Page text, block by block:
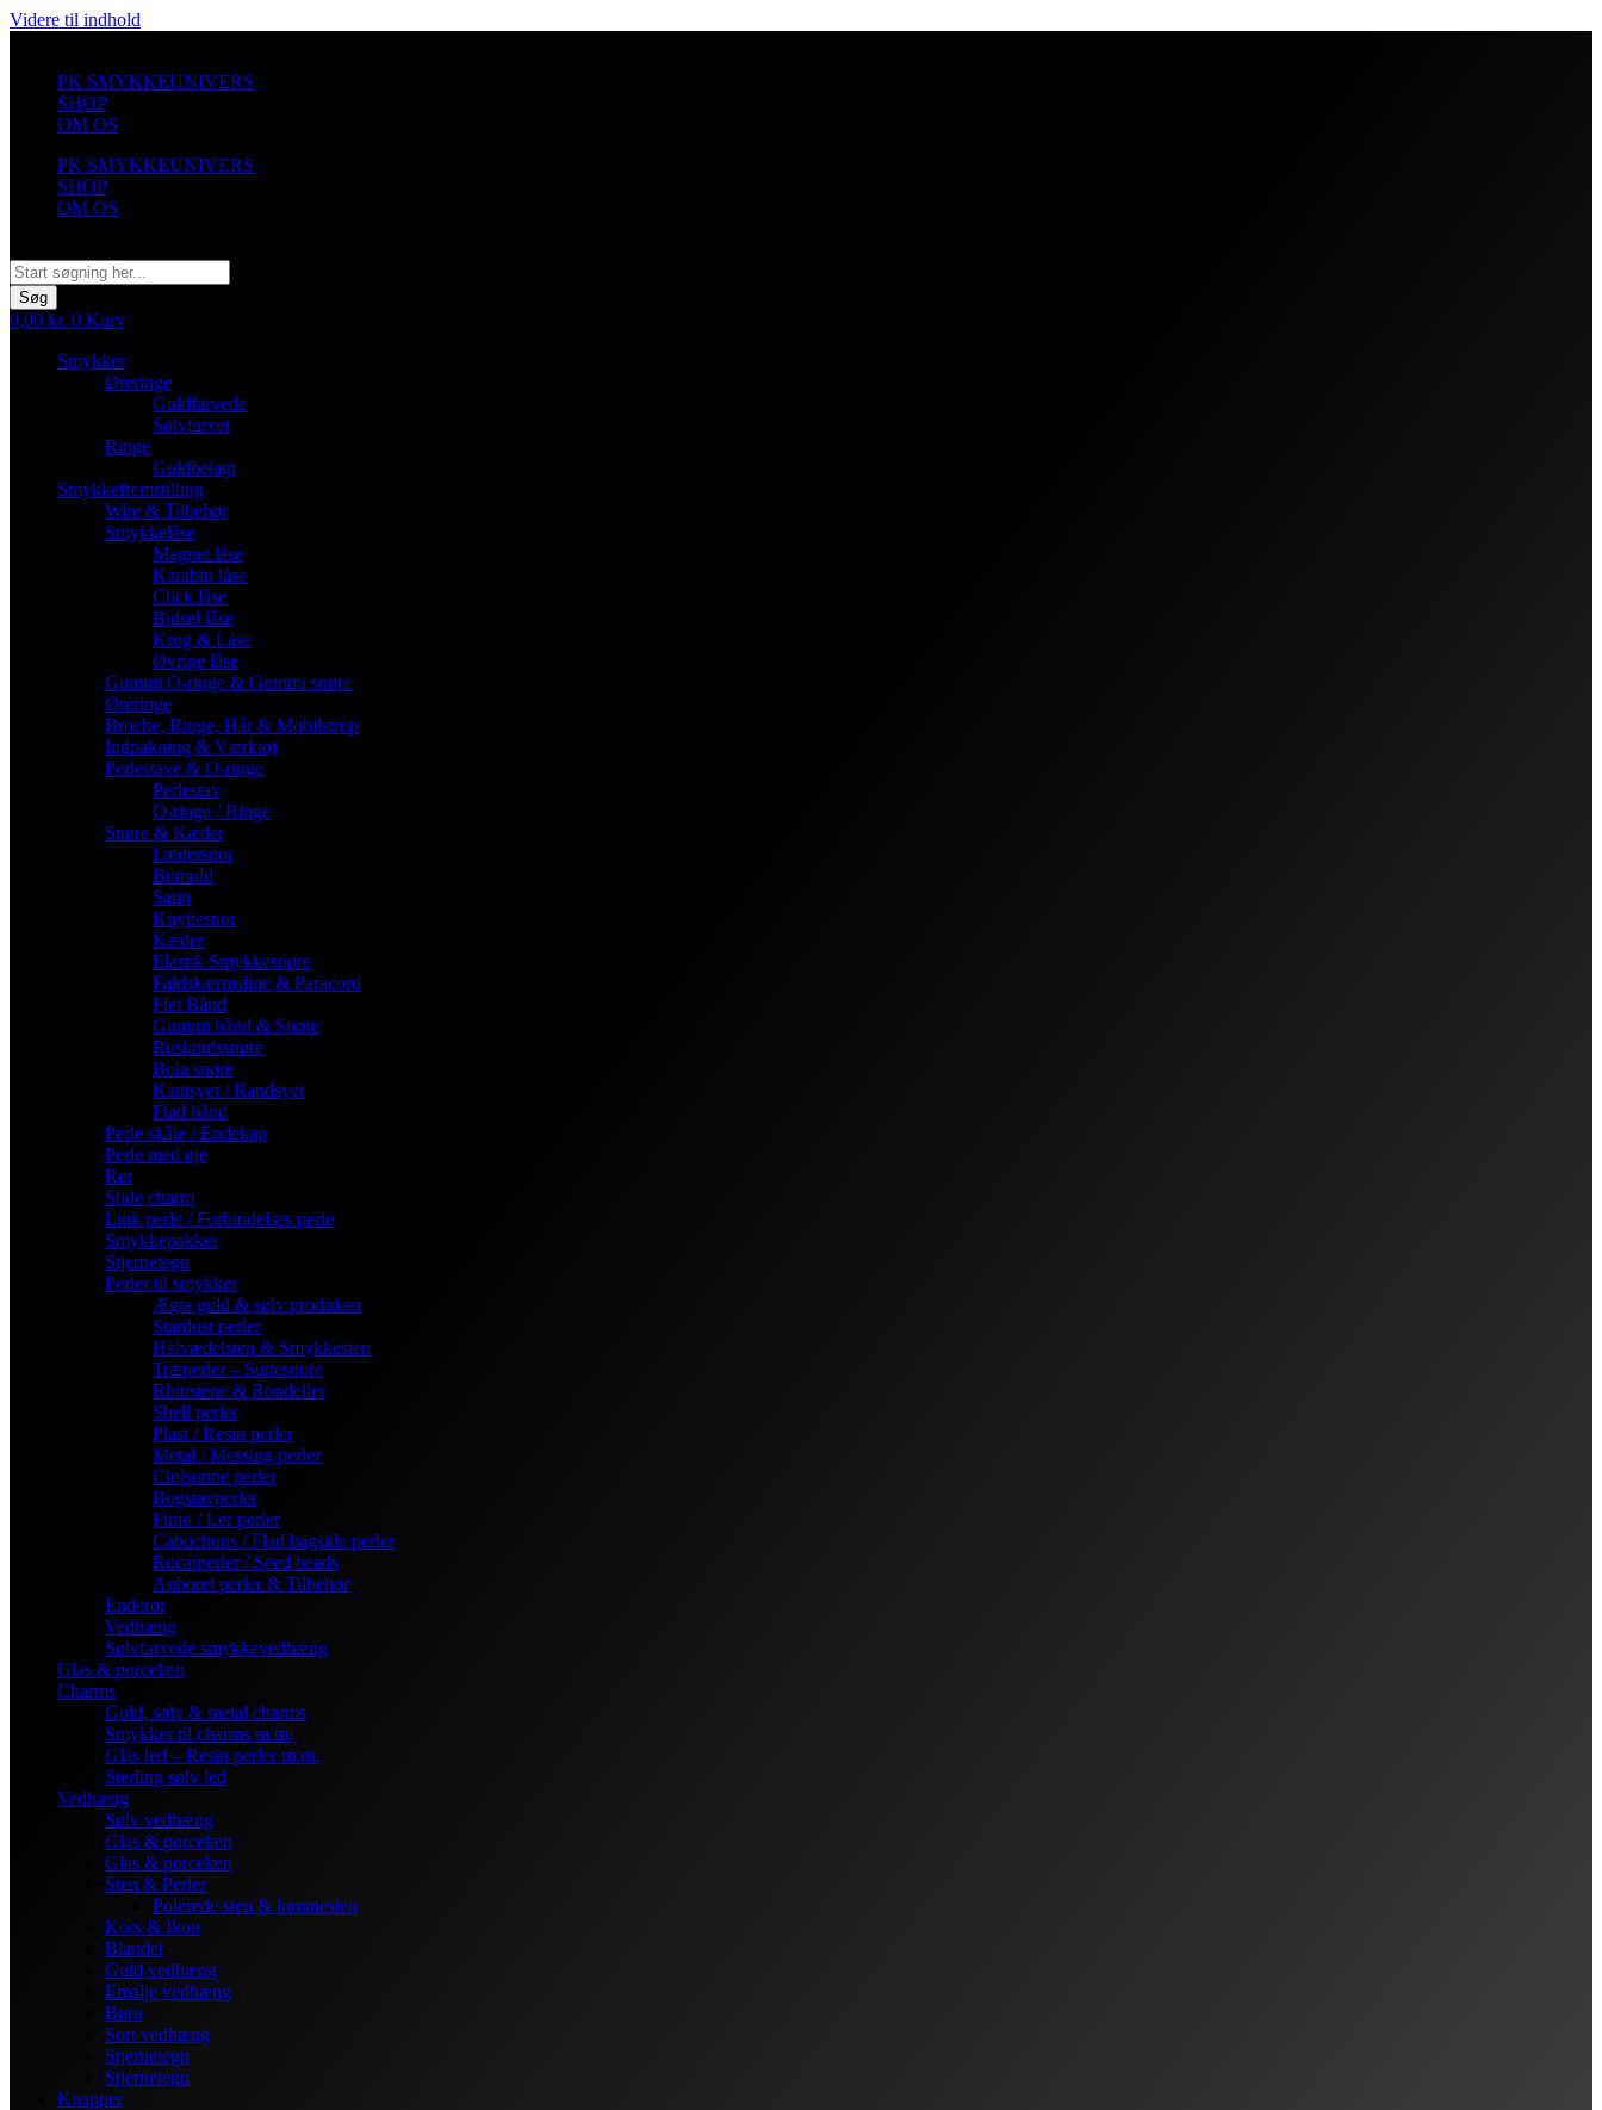
Videre til indhold
PK SMYKKEUNIVERS
SHOP
OM OS
PK SMYKKEUNIVERS
SHOP
OM OS
Søg
0,00 kr. 0 Kurv
Smykker
Øreringe
Guldfarvede
Sølvfarvet
Ringe
Guldbelagt
Smykkefremstilling
Wire & Tilbehør
Smykkelåse
Magnet låse
Karabin låse
Click låse
Bidsel låse
Krog & Låse
Øvrige låse
Gummi O-ringe & Gummi snøre
Øreringe
Broche, Ringe, Hår & Mobilstrop
Indpakning & Værktøj
Perlestave & O-ringe
Perlestav
O-ringe / Ringe
Snøre & Kæder
Lædersnor
Bomuld
Satin
Knyttesnor
Kæder
Elastik Smykkesnøre
Faldskærmsline & Paracord
Flet Bånd
Gummi bånd & Snøre
Ruskindssnøre
Bola snøre
Kantsyet / Randsyet
Flad bånd
Perle skåle / Endekap
Perle med øje
Rør
Slide charm
Link perle / Forbindelses perle
Smykkepakker
Stjernetegn
Perler til smykker
Ægte guld & sølv produkter
Stardust perler
Halvædelsten & Smykkesten
Træperler – Suttesnore
Rhinstene & Rondeller
Shell perler
Plast / Resin perler
Metal / Messing perler
Cloisonne perler
Bogstavperler
Fimo / Ler perler
Cabochons / Flad bagside perler
Rocaiperler / Seed beads
Anboret perler & Tilbehør
Enderør
Vedhæng
Sølvfarvede smykkevedhæng
Glas & porcelæn
Charms
Guld, sølv & metal charms
Smykker til charms m.m.
Glas led – Resin perler m.m.
Sterling sølv led
Vedhæng
Sølv vedhæng
Glas & porcelæn
Glas & porcelæn
Sten & Perler
Polerede sten & lommesten
Kors & Ikon
Blandet
Guld vedhæng
Emalje vedhæng
Børn
Sort vedhæng
Stjernetegn
Stjernetegn
Knapper